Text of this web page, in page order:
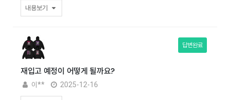
내용보기
재입고 예정이 어떻게 될까요?
답변완료
이** 2025-12-16